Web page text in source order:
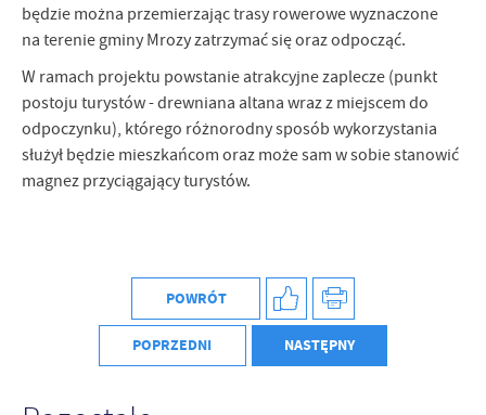
będzie można przemierzając trasy rowerowe wyznaczone
na terenie gminy Mrozy zatrzymać się oraz odpocząć.
W ramach projektu powstanie atrakcyjne zaplecze (punkt
postoju turystów - drewniana altana wraz z miejscem do
odpoczynku), którego różnorodny sposób wykorzystania
służył będzie mieszkańcom oraz może sam w sobie stanowić
magnez przyciągający turystów.
POWRÓT
POPRZEDNI NASTĘPNY